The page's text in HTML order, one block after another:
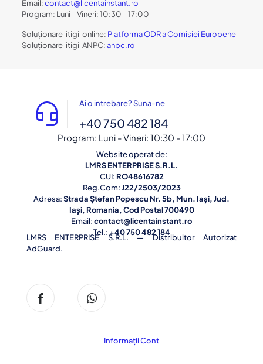
Email:contact@licentainstant.ro
Program: Luni – Vineri: 10:30 – 17:00
Soluționare litigii online: Platforma ODR a Comisiei Europene
Soluționare litigii ANPC:anpc.ro
Ai o intrebare? Suna-ne
+40 750 482 184
Program: Luni - Vineri: 10:30 - 17:00
Website operat de:
LMRS ENTERPRISE S.R.L.
CUI: RO48616782
Reg.Com:J22/2503/2023
Adresa:Strada Ștefan Popescu Nr. 5b, Mun. Iași, Jud.
Iași, Romania, Cod Postal 700490
Email:contact@licentainstant.ro
Tel.:+40 750 482 184
LMRS ENTERPRISE S.R.L. — Distribuitor Autorizat
AdGuard.
Informații Cont